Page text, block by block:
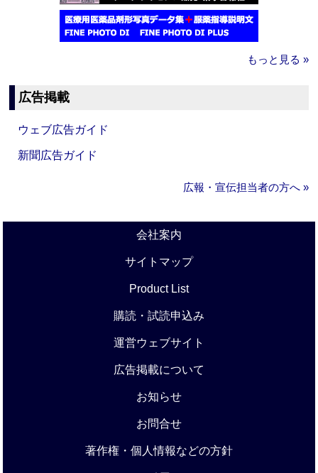
もっと見る »
広告掲載
ウェブ広告ガイド
新聞広告ガイド
広報・宣伝担当者の方へ »
会社案内
サイトマップ
Product List
購読・試読申込み
運営ウェブサイト
広告掲載について
お知らせ
お問合せ
著作権・個人情報などの方針